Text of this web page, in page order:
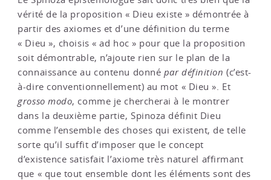
vérité de la proposition « Dieu existe » démontrée à
partir des axiomes et d’une définition du terme
« Dieu », choisis « ad hoc » pour que la proposition
soit démontrable, n’ajoute rien sur le plan de la
connaissance au contenu donné par définition (c’est-
à-dire conventionnellement) au mot « Dieu ». Et
grosso modo, comme je chercherai à le montrer
dans la deuxième partie, Spinoza définit Dieu
comme l’ensemble des choses qui existent, de telle
sorte qu’il suffit d’imposer que le concept
d’existence satisfait l’axiome très naturel affirmant
que « que tout ensemble dont les éléments sont des